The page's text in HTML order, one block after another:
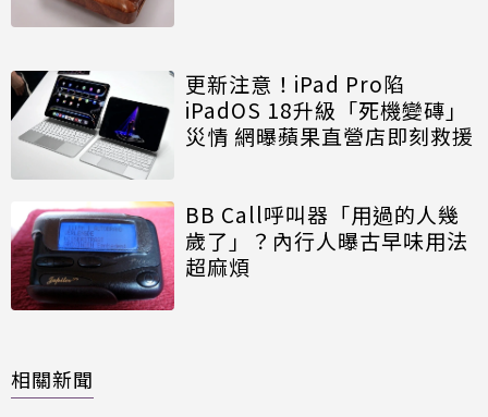
更新注意！iPad Pro陷
iPadOS 18升級「死機變磚」
災情 網曝蘋果直營店即刻救援
BB Call呼叫器「用過的人幾
歲了」？內行人曝古早味用法
超麻煩
相關新聞